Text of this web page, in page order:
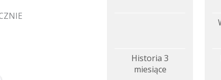
Historia 3
miesiące